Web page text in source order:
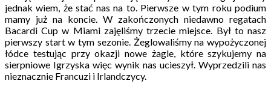
jednak wiem, że stać nas na to. Pierwsze w tym roku podium
mamy już na koncie. W zakończonych niedawno regatach
Bacardi Cup w Miami zajęliśmy trzecie miejsce. Był to nasz
pierwszy start w tym sezonie. Żeglowaliśmy na wypożyczonej
łódce testując przy okazji nowe żagle, które szykujemy na
sierpniowe Igrzyska więc wynik nas ucieszył. Wyprzedzili nas
nieznacznie Francuzi i Irlandczycy.